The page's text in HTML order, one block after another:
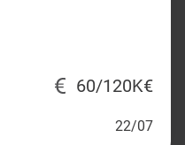
60/120K€
22/07